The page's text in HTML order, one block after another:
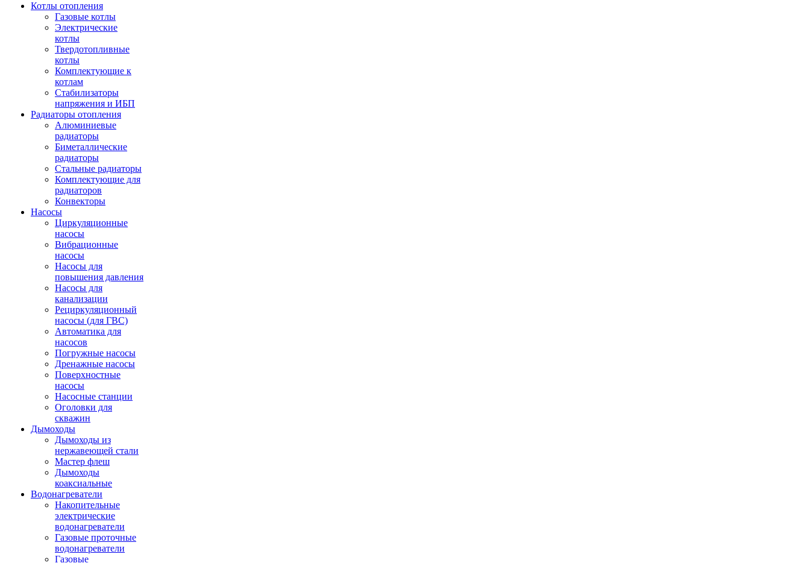
Котлы отопления
Газовые котлы
Электрические
котлы
Твердотопливные
котлы
Комплектующие к
котлам
Стабилизаторы
напряжения и ИБП
Радиаторы отопления
Алюминиевые
радиаторы
Биметаллические
радиаторы
Стальные радиаторы
Комплектующие для
радиаторов
Конвекторы
Насосы
Циркуляционные
насосы
Вибрационные
насосы
Насосы для
повышения давления
Насосы для
канализации
Рециркуляционный
насосы (для ГВС)
Автоматика для
насосов
Погружные насосы
Дренажные насосы
Поверхностные
насосы
Насосные станции
Оголовки для
скважин
Дымоходы
Дымоходы из
нержавеющей стали
Мастер флеш
Дымоходы
коаксиальные
Водонагреватели
Накопительные
электрические
водонагреватели
Газовые проточные
водонагреватели
Газовые